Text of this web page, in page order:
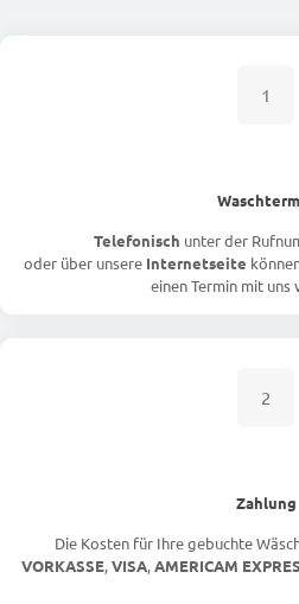
1
Telefonisch unter der
oder über unsere Internetseite
einen Termin mit uns
2
Zahlung
Die Kosten für Ihre gebuchte
VORKASSE,VISA,AMERICAM